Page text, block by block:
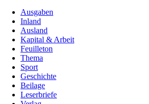
Ausgaben
Inland
Ausland
Kapital & Arbeit
Feuilleton
Thema
Sport
Geschichte
Beilage
Leserbriefe